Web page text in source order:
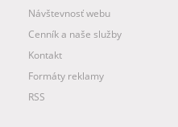
Návštevnosť webu
Cenník a naše služby
Kontakt
Formáty reklamy
RSS